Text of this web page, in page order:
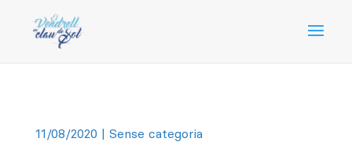
11/08/2020 | Sense categoria